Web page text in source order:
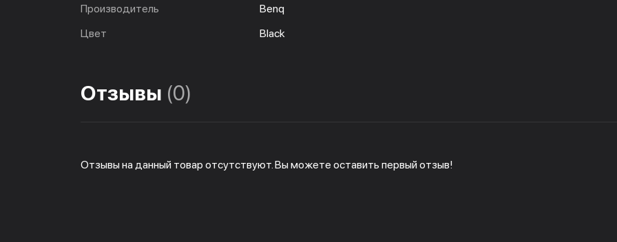
Производитель
Benq
Цвет
Black
Отзывы (0)
Отзывы на данный товар отсутствуют. Вы можете оставить первый отзыв!